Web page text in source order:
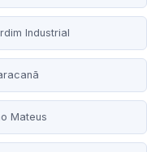
Industrial
Mateus